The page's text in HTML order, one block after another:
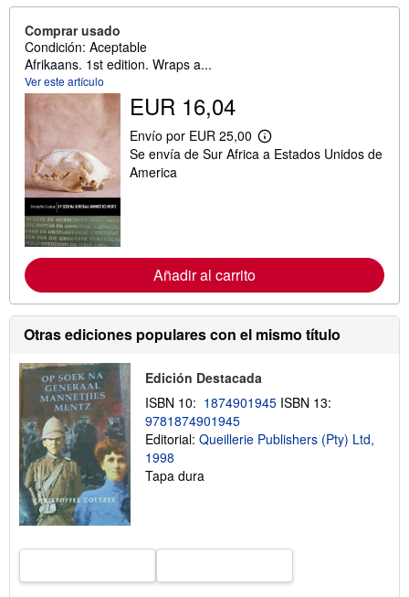
Comprar usado
Condición: Aceptable
Afrikaans. 1st edition. Wraps a...
Ver este artículo
EUR 16,04
Envío por EUR 25,00
M
á
i
ó
n
s
l
t
e
n
Se envía de Sur Africa a Estados Unidos de
America
Añadir al carrito
Otras ediciones populares con el mismo título
Edición Destacada
ISBN 10: 1874901945 ISBN 13:
9781874901945
Editorial: Queillerie Publishers (Pty) Ltd,
1998
Tapa dura